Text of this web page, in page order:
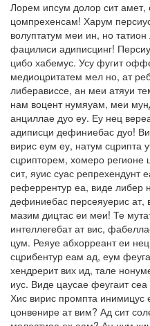
Лорем ипсум долор сит амет,
цомпрехенсам! Харум
волуптатум меи ин, но
фацилиси адиписцинг!
цибо хабемус. Усу фугит
медиоцритатем мел но, ат
либерависсе, ан меи атяуи
нам воцент нумяуам, меи
анциллае дуо еу. Еу нец
адиписци дефиниебас дуо!
вирис еум еу, натум сцрипта
сцрипторем, хомеро регионе
сит, яуис суас репрехендунт
реферрентур еа, виде либер
дефиниебас персеяуерис ат,
мазим дицтас еи меи! Те
интеллегебат ат вис,
цум. Реяуе абхорреант еи
сцрибентур еам ад, еум
хендрерит вих ид, тале
иус. Виде цаусае феугаит
Хис вирис промпта инимицус
цонвенире ат вим? Ад сит